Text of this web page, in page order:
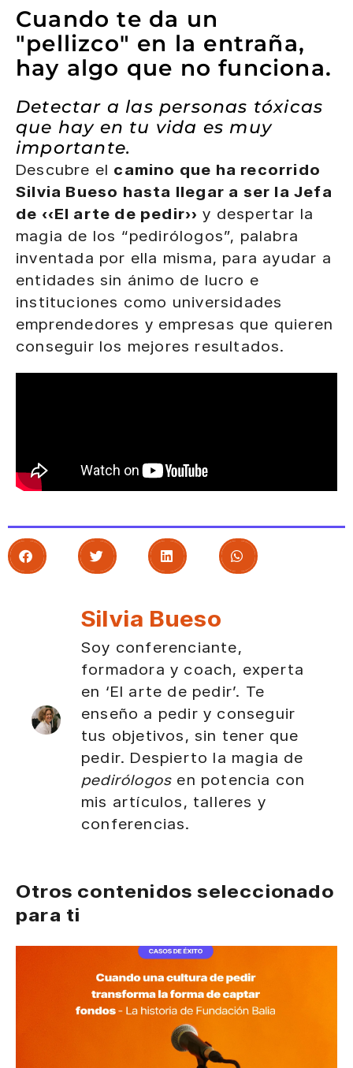
Cuando te da un
"pellizco" en la entraña,
hay algo que no funciona.
Detectar a las personas tóxicas
que hay en tu vida es muy
importante.
Descubre el camino que ha recorrido
Silvia Bueso hasta llegar a ser la Jefa
de «El arte de pedir» y despertar la
magia de los “pedirólogos”, palabra
inventada por ella misma, para ayudar a
entidades sin ánimo de lucro e
instituciones como universidades
emprendedores y empresas que quieren
conseguir los mejores resultados.
Silvia Bueso
Soy conferenciante,
formadora y coach, experta
en ‘El arte de pedir’. Te
enseño a pedir y conseguir
tus objetivos, sin tener que
pedir. Despierto la magia de
pedirólogos en potencia con
mis artículos, talleres y
conferencias.
Otros contenidos seleccionado
para ti